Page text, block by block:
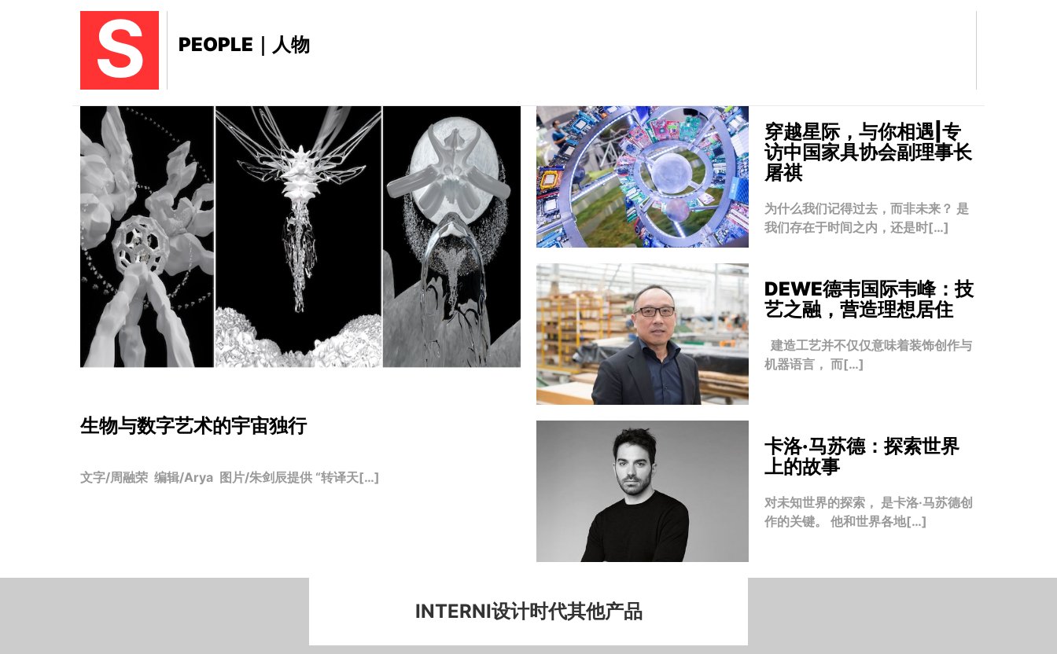
S PEOPLE｜人物
生物与数字艺术的宇宙独行
文字/周融荣 编辑/Arya 图片/朱剑辰提供 “转译天[…]
穿越星际，与你相遇|专
访中国家具协会副理事长
屠祺
为什么我们记得过去，而非未来？ 是
我们存在于时间之内，还是时[…]
DEWE德韦国际韦峰：技
艺之融，营造理想居住
建造工艺并不仅仅意味着装饰创作与
机器语言， 而[…]
卡洛·马苏德：探索世界
上的故事
对未知世界的探索， 是卡洛·马苏德创
作的关键。 他和世界各地[…]
INTERNI设计时代其他产品